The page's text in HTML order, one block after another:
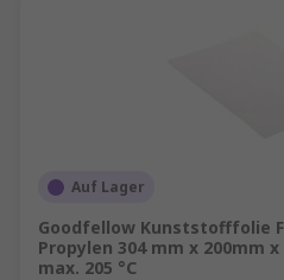
Auf Lager
Goodfellow Kunststofffolie
Propylen 304 mm x 200mm x
max. 205 °C